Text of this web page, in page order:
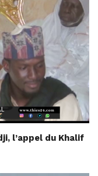
l’appel du Khalif